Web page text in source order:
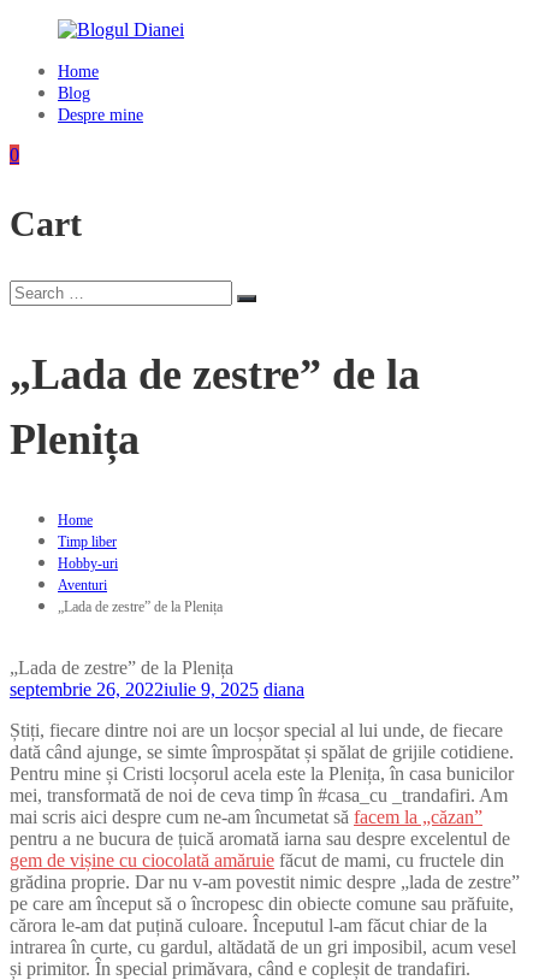
content
Blogul
Dianei
Blognotes
călătorii
și
finețuri
Home
Blog
Despre mine
0
Cart
Search
for:
Search
„Lada de zestre” de la
Plenița
Home
Timp liber
Hobby-uri
Aventuri
„Lada de zestre” de la Plenița
„Lada de zestre” de la Plenița
septembrie 26, 2022iulie 9, 2025 diana
Știți, fiecare dintre noi are un locșor special al lui unde, de fiecare
dată când ajunge, se simte împrospătat și spălat de grijile cotidiene.
Pentru mine și Cristi locșorul acela este la Plenița, în casa bunicilor
mei, transformată de noi de ceva timp în #casa_cu _trandafiri. Am
mai scris aici despre cum ne-am încumetat să facem la „căzan”
pentru a ne bucura de țuică aromată iarna sau despre excelentul de
gem de vișine cu ciocolată amăruie făcut de mami, cu fructele din
grădina proprie. Dar nu v-am povestit nimic despre „lada de zestre”
pe care am început să o încropesc din obiecte comune sau prăfuite,
cărora le-am dat puțină culoare. Începutul l-am făcut chiar de la
intrarea în curte, cu gardul, altădată de un gri imposibil, acum vesel
și primitor. În special primăvara, când e copleșit de trandafiri.